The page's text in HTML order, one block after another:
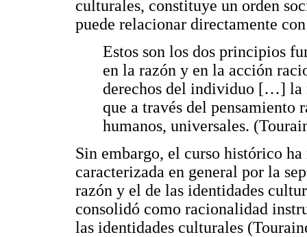
culturales, constituye un orden
puede relacionar directamente
Estos son los dos principios
en la razón y en la acción
derechos del individuo […] la
que a través del pensamiento
humanos, universales.
Sin embargo, el curso histórico
caracterizada en general por la
razón y el de las identidades
consolidó como racionalidad
las identidades culturales